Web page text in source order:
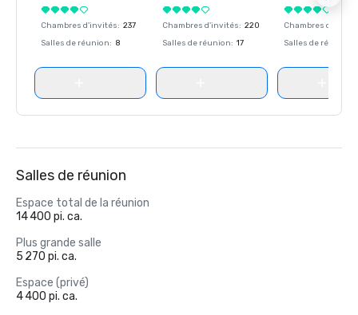
Chambres d'invités: 237
Salles de réunion: 8
Chambres d'invités: 220
Salles de réunion: 17
Chambres
Salles de réunion
Salles de réunion
Espace total de la réunion
14 400 pi. ca.
Plus grande salle
5 270 pi. ca.
Espace (privé)
4 400 pi. ca.